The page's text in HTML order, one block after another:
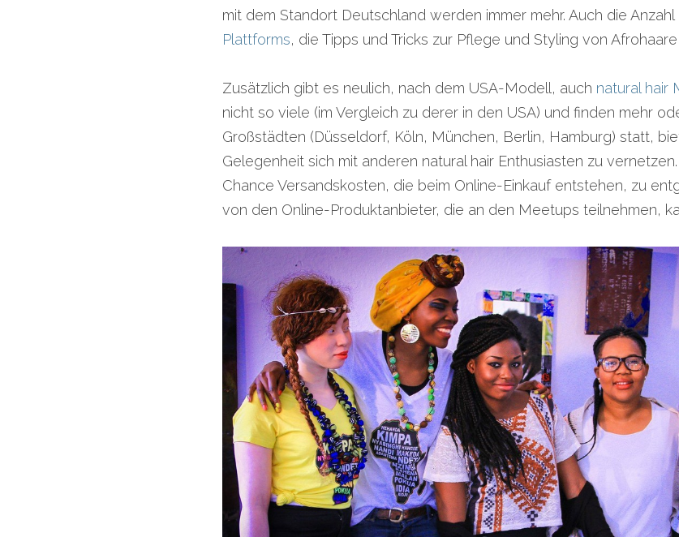
Plattforms, die Tipps und Tricks zur Pflege und Styling von
Zusätzlich gibt es neulich, nach dem USA-Modell, auch natural hair
nicht so viele (im Vergleich zu derer in den USA) und finden mehr
Großstädten (Düsseldorf, Köln, München, Berlin, Hamburg) statt,
Gelegenheit sich mit anderen natural hair Enthusiasten zu
Chance Versandskosten, die beim Online-Einkauf entstehen, zu
von den Online-Produktanbieter, die an den Meetups teilnehmen,